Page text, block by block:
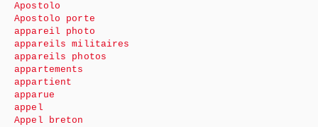
Apostolo
Apostolo porte
appareil photo
appareils militaires
appareils photos
appartements
appartient
apparue
appel
Appel breton